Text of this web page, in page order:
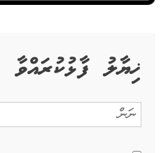
ޚިޔާލު ފާޅުކުރައްވާ